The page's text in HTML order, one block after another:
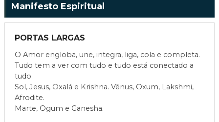
Manifesto Espiritual
PORTAS LARGAS
O Amor engloba, une, integra, liga, cola e completa.
Tudo tem a ver com tudo e tudo está conectado a
tudo.
Sol, Jesus, Oxalá e Krishna. Vênus, Oxum, Lakshmi,
Afrodite.
Marte, Ogum e Ganesha.